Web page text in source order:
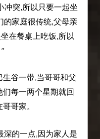
冲突,所以只要一起坐
的家庭很传统,父母亲
在餐桌上吃饭,所以
谷一带,当哥哥和父
每一两个星期就回
哥家。
深的一点,因为家人是